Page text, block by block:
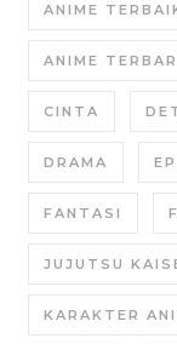
ANIME
ANIME
CINTA
DRAMA
FANTASI
JUJUTSU
KARAKTER